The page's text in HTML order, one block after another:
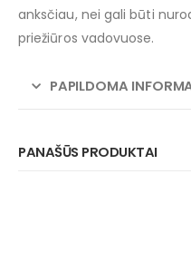
anksčiau, nei gali būti
priežiūros vadovuose.
PAPILDOMA
PANAŠŪS PRODUKTAI